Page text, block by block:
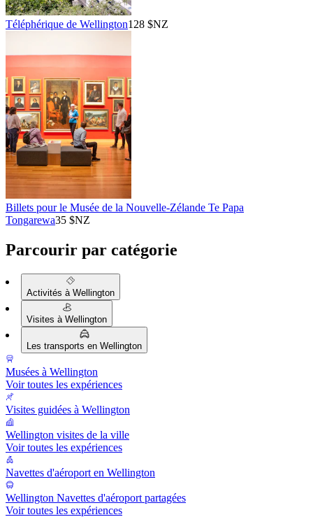
Téléphérique de Wellington128 $NZ
Billets pour le Musée de la Nouvelle-Zélande Te Papa
Tongarewa35 $NZ
Parcourir par catégorie
Activités à Wellington
Visites à Wellington
Les transports en Wellington
Musées à Wellington
Voir toutes les expériences
Visites guidées à Wellington
Wellington visites de la ville
Voir toutes les expériences
Navettes d'aéroport en Wellington
Wellington Navettes d'aéroport partagées
Voir toutes les expériences